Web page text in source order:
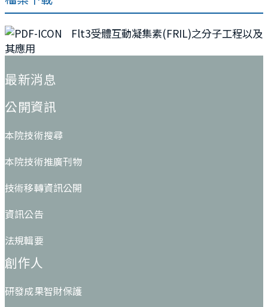
Flt3受體互動凝集素(FRIL)之分子工程以及
其應用
最新消息
公開資訊
本院技術搜尋
本院技術推廣刊物
技術移轉資訊公開
資訊公告
法規輯要
創作人
研發成果智財保護